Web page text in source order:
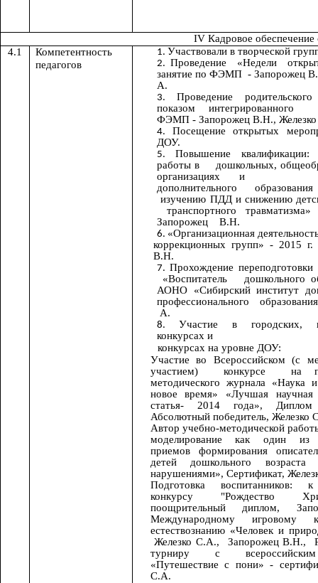
IV Кадровое обеспечение
4.1
Компетентность
педагогов
Участвовали в творческой
Проведение «Недели
занятие по ФЭМП - Запорожец
А.
Проведение
показом
ФЭМП - Запорожец В.Н.,
Посещение открытых
ДОУ.
Повышение квалификации:
работы в дошкольных,
организациях и
дополнительного
изучению ПДД и снижению
транспортного
Запорожец В.Н.
«Организационная
коррекционных групп» - 2015
В.Н.
Прохождение
«Воспитатель дошкольного
АОНО «Сибирский институт
профессионального
А.
Участие в городских,
конкурсах и
конкурсах на уровне ДОУ:
Участие во Всероссийском (с
участием) конкурсе на
методического журнала «Наука
новое время» «Лучшая научная
статья- 2014 года»,
Абсолютный победитель,
Автор учебно-методической
моделирование как один из
приемов формирования
детей дошкольного
нарушениями», Сертификат,
Подготовка воспитанников:
конкурсу "Рождество
поощрительный диплом,
Международному игровому
естествознанию «Человек и
Железко С.А., Запорожец В.Н.,
турниру с
«Путешествие с пони» -
С.А.